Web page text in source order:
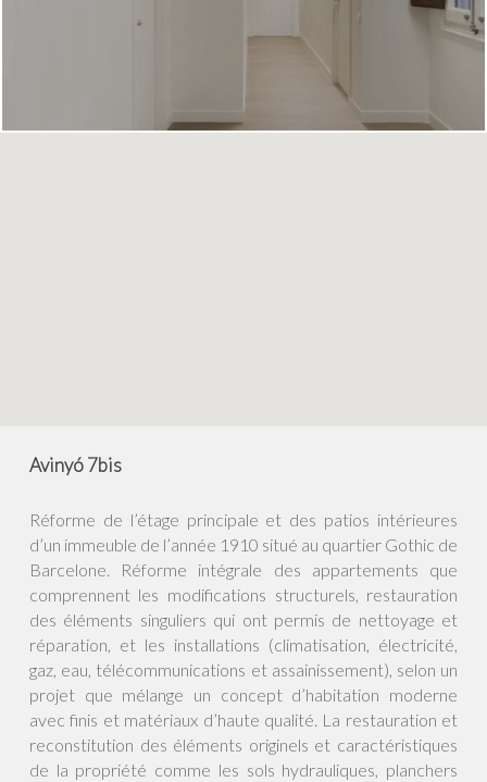
Avinyó 7bis
Réforme de l’étage principale et des patios intérieures
d’un immeuble de l’année 1910 situé au quartier Gothic de
Barcelone. Réforme intégrale des appartements que
comprennent les modifications structurels, restauration
des éléments singuliers qui ont permis de nettoyage et
réparation, et les installations (climatisation, électricité,
gaz, eau, télécommunications et assainissement), selon un
projet que mélange un concept d’habitation moderne
avec finis et matériaux d’haute qualité. La restauration et
reconstitution des éléments originels et caractéristiques
de la propriété comme les sols hydrauliques, planchers